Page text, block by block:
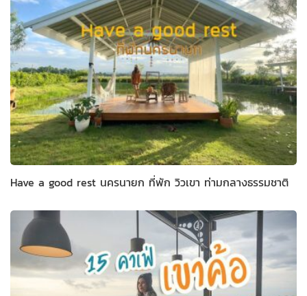
Have a good rest นครนายก ที่พัก วิวเขา ท่ามกลางธรรมชาติ